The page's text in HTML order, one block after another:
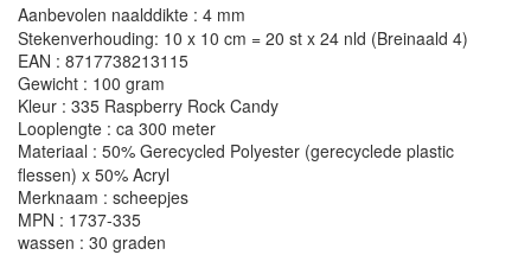
Aanbevolen naalddikte : 4 mm
Stekenverhouding: 10 x 10 cm = 20 st x 24 nld (Breinaald 4)
EAN : 8717738213115
Gewicht : 100 gram
Kleur : 335 Raspberry Rock Candy
Looplengte : ca 300 meter
Materiaal : 50% Gerecycled Polyester (gerecyclede plastic
flessen) x 50% Acryl
Merknaam : scheepjes
MPN : 1737-335
wassen : 30 graden